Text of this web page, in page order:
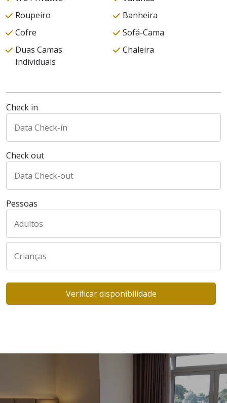
Roupeiro
Banheira
Cofre
Sofá-Cama
Duas Camas
Individuais
Chaleira
Check in
Check out
Pessoas
Verificar disponibilidade